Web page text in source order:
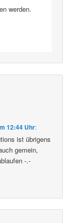
werden.
12:44 Uhr:
ist übrigens
gemein,
-.-